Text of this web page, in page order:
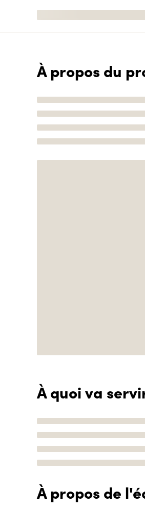
À propos du
À quoi va
À propos de